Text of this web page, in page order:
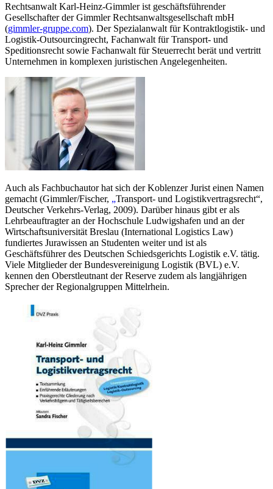
Rechtsanwalt Karl-Heinz-Gimmler ist geschäftsführender
Gesellschafter der Gimmler Rechtsanwaltsgesellschaft mbH
(gimmler-gruppe.com). Der Spezialanwalt für Kontraktlogistik- und
Logistik-Outsourcingrecht, Fachanwalt für Transport- und
Speditionsrecht sowie Fachanwalt für Steuerrecht berät und vertritt
Unternehmen in komplexen juristischen Angelegenheiten.
Auch als Fachbuchautor hat sich der Koblenzer Jurist einen Namen
gemacht (Gimmler/Fischer, „Transport- und Logistikvertragsrecht“,
Deutscher Verkehrs-Verlag, 2009). Darüber hinaus gibt er als
Lehrbeauftragter an der Hochschule Ludwigshafen und an der
Wirtschaftsuniversität Breslau (International Logistics Law)
fundiertes Jurawissen an Studenten weiter und ist als
Geschäftsführer des Deutschen Schiedsgerichts Logistik e.V. tätig.
Viele Mitglieder der Bundesvereinigung Logistik (BVL) e.V.
kennen den Oberstleutnant der Reserve zudem als langjährigen
Sprecher der Regionalgruppen Mittelrhein.